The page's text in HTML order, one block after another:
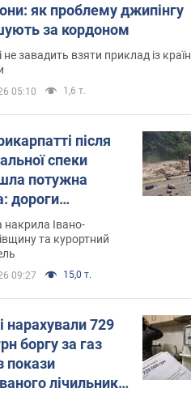
як проблему джипінгу
за кордоном
не завадить взяти приклад із країн
05:10 1,6 т.
після
спеки
потужна
дороги
на
Відео
накрила Івано-
та курортний
09:27 15,0 т.
нарахували 729
боргу за газ
покази
лічильника: